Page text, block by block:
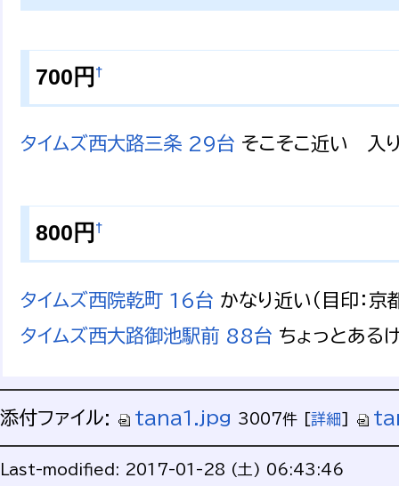
700円 †
タイムズ西大路三条 29台 そこそこ近い 入り
800円 †
タイムズ西院乾町 16台 かなり近い（目印：京
タイムズ西大路御池駅前 88台 ちょっとある
添付ファイル: tana1.jpg 3007件 [詳細]
Last-modified: 2017-01-28 (土) 06:43:46